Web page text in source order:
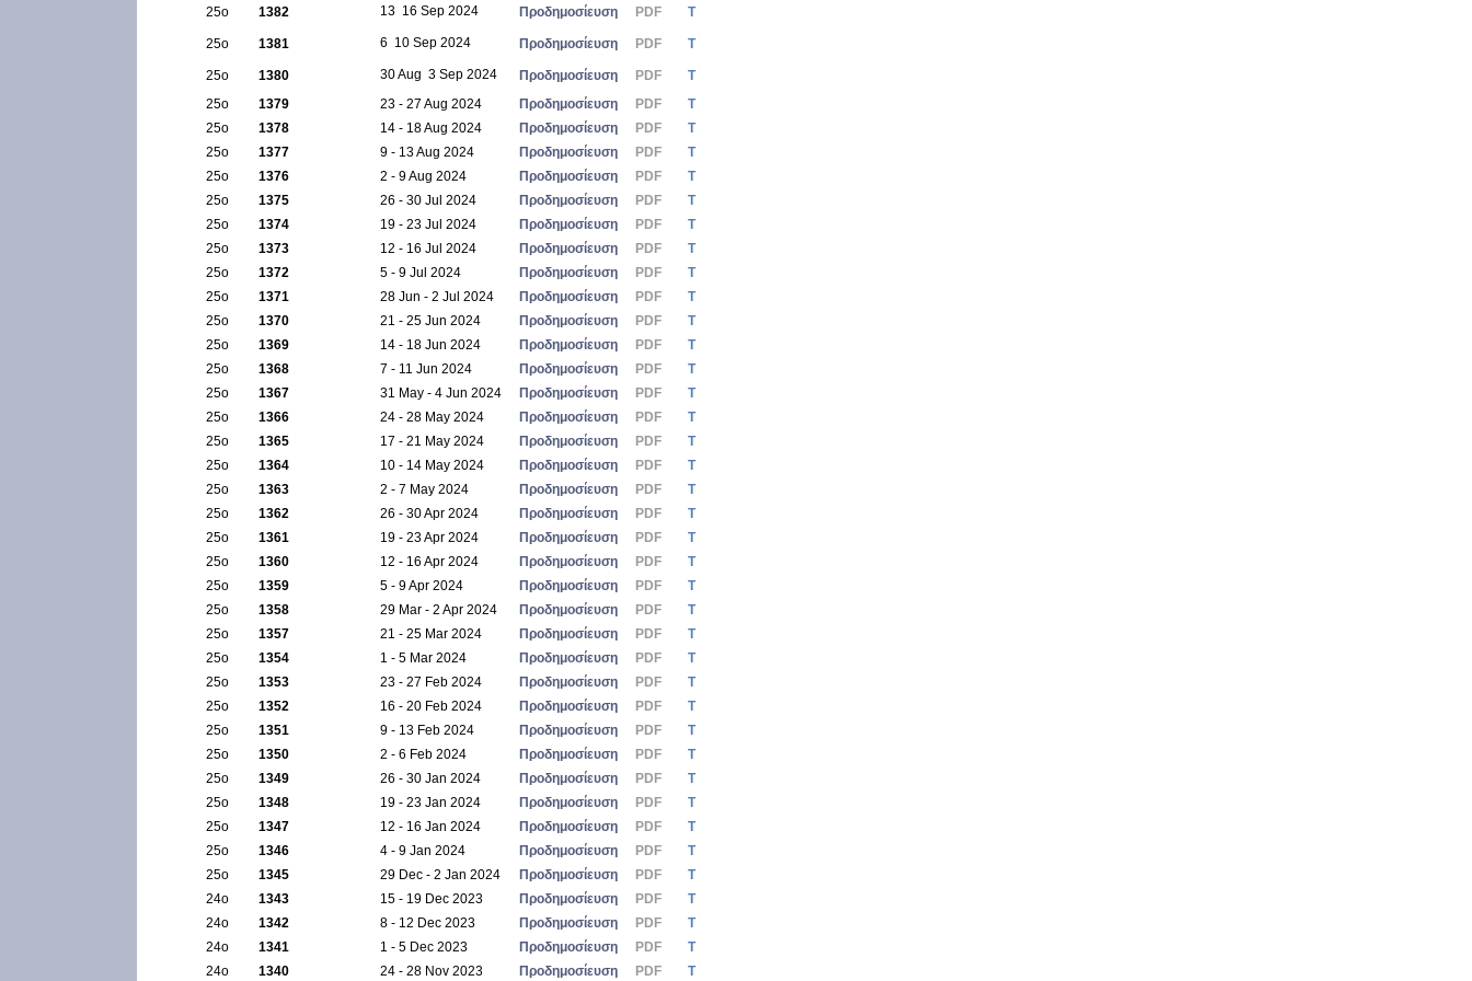
25ο 1382 13  16 Sep 2024 Προδημοσίευση PDF Τ
25ο 1381 6  10 Sep 2024 Προδημοσίευση PDF Τ
25ο 1380 30 Aug  3 Sep 2024 Προδημοσίευση PDF
Τ
25ο
1379 23 - 27 Aug 2024 Προδημοσίευση PDF
Τ
25ο
1378 14 - 18 Aug 2024 Προδημοσίευση PDF
Τ
25ο
1377 9 - 13 Aug 2024 Προδημοσίευση PDF
Τ
25ο
1376 2 - 9 Aug 2024 Προδημοσίευση PDF
Τ
25ο
1375 26 - 30 Jul 2024 Προδημοσίευση PDF
Τ
25ο
1374 19 - 23 Jul 2024 Προδημοσίευση PDF
Τ
25ο
1373 12 - 16 Jul 2024 Προδημοσίευση PDF
Τ
25ο
1372 5 - 9 Jul 2024 Προδημοσίευση PDF
Τ
25ο
1371 28 Jun - 2 Jul 2024 Προδημοσίευση PDF
Τ
25ο
1370 21 - 25 Jun 2024 Προδημοσίευση PDF
Τ
25ο
1369 14 - 18 Jun 2024 Προδημοσίευση PDF
Τ
25ο
1368 7 - 11 Jun 2024 Προδημοσίευση PDF
Τ
25ο
1367 31 May - 4 Jun 2024 Προδημοσίευση PDF
Τ
25ο
1366 24 - 28 May 2024 Προδημοσίευση PDF
Τ
25ο
1365 17 - 21 May 2024 Προδημοσίευση PDF
Τ
25ο
1364 10 - 14 May 2024 Προδημοσίευση PDF
Τ
25ο
1363 2 - 7 May 2024 Προδημοσίευση PDF
Τ
25ο
1362 26 - 30 Apr 2024 Προδημοσίευση PDF
Τ
25ο
1361 19 - 23 Apr 2024 Προδημοσίευση PDF
Τ
25ο
1360 12 - 16 Apr 2024 Προδημοσίευση PDF
Τ
25ο
1359 5 - 9 Apr 2024 Προδημοσίευση PDF
Τ
25ο
1358 29 Mar - 2 Apr 2024 Προδημοσίευση PDF
Τ
25ο
1357 21 - 25 Mar 2024 Προδημοσίευση PDF
Τ
25ο
1354 1 - 5 Mar 2024 Προδημοσίευση PDF
Τ
25ο
1353 23 - 27 Feb 2024 Προδημοσίευση PDF
Τ
25ο
1352 16 - 20 Feb 2024 Προδημοσίευση PDF
Τ
25ο
1351 9 - 13 Feb 2024 Προδημοσίευση PDF
Τ
25ο
1350 2 - 6 Feb 2024 Προδημοσίευση PDF
Τ
25ο
1349 26 - 30 Jan 2024 Προδημοσίευση PDF
Τ
25ο
1348 19 - 23 Jan 2024 Προδημοσίευση PDF
Τ
25ο
1347 12 - 16 Jan 2024 Προδημοσίευση PDF
Τ
25ο
1346 4 - 9 Jan 2024 Προδημοσίευση PDF
Τ
25ο
1345 29 Dec - 2 Jan 2024 Προδημοσίευση PDF
Τ
24ο
1343 15 - 19 Dec 2023 Προδημοσίευση PDF
Τ
24ο
1342 8 - 12 Dec 2023 Προδημοσίευση PDF
Τ
24ο
1341 1 - 5 Dec 2023 Προδημοσίευση PDF
Τ
24ο
1340 24 - 28 Nov 2023 Προδημοσίευση PDF Τ